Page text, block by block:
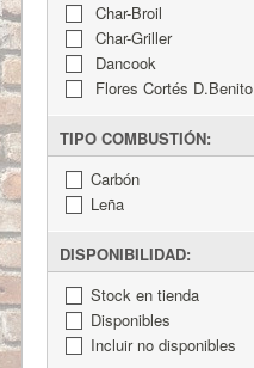
Char-Broil
Char-Griller
Dancook
Flores Cortés D.Benito
TIPO COMBUSTIÓN:
Carbón
Leña
DISPONIBILIDAD:
Stock en tienda
Disponibles
Incluir no disponibles